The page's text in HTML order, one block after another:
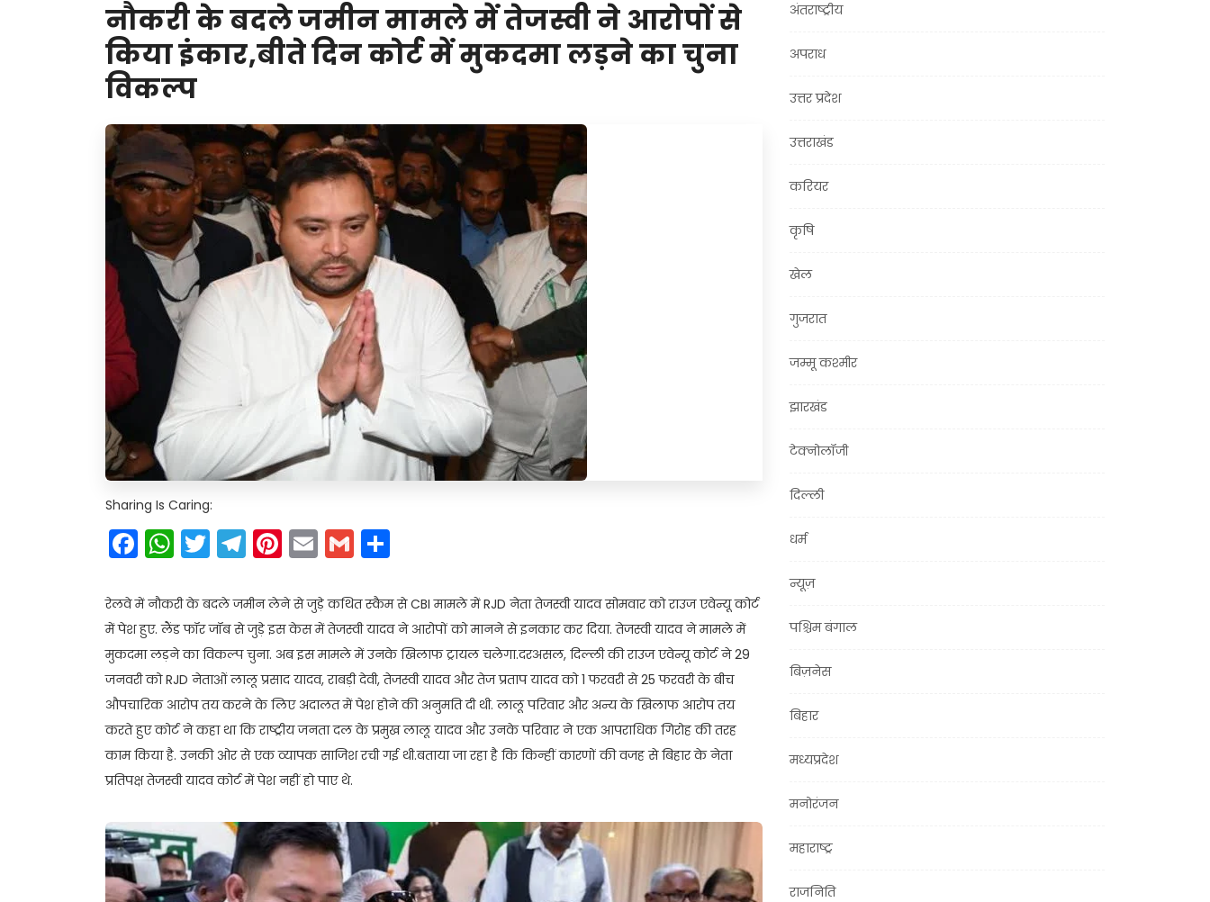
नौकरी के बदले जमीन मामले में तेजस्वी ने आरोपों से
किया इंकार,बीते दिन कोर्ट में मुकदमा लड़ने का चुना
विकल्प
Sharing Is Caring:
Facebook
WhatsApp
Twitter
Telegram
Pinterest
EmailGmail
रेलवे में नौकरी के बदले जमीन लेने से जुड़े कथित स्कैम से CBI मामले में RJD नेता तेजस्वी यादव सोमवार को राउज एवेन्यू कोर्ट
में पेश हुए. लैंड फॉर जॉब से जुड़े इस केस में तेजस्वी यादव ने आरोपों को मानने से इनकार कर दिया. तेजस्वी यादव ने मामले में
मुकदमा लड़ने का विकल्प चुना. अब इस मामले में उनके खिलाफ ट्रायल चलेगा.दरअसल, दिल्ली की राउज एवेन्यू कोर्ट ने 29
जनवरी को RJD नेताओं लालू प्रसाद यादव, राबड़ी देवी, तेजस्वी यादव और तेज प्रताप यादव को 1 फरवरी से 25 फरवरी के बीच
औपचारिक आरोप तय करने के लिए अदालत में पेश होने की अनुमति दी थी. लालू परिवार और अन्य के खिलाफ आरोप तय
करते हुए कोर्ट ने कहा था कि राष्ट्रीय जनता दल के प्रमुख लालू यादव और उनके परिवार ने एक आपराधिक गिरोह की तरह
काम किया है. उनकी ओर से एक व्यापक साजिश रची गई थी.बताया जा रहा है कि किन्हीं कारणों की वजह से बिहार के नेता
प्रतिपक्ष तेजस्वी यादव कोर्ट में पेश नहीं हो पाए थे.
अंतराष्ट्रीय
अपराध
उत्तर प्रदेश
उत्तराखंड
करियर
कृषि
खेल
गुजरात
जम्मू कश्मीर
झारखंड
टेक्नोलॉजी
दिल्ली
धर्म
न्यूज़
पश्चिम बंगाल
बिज़नेस
बिहार
मध्यप्रदेश
मनोरंजन
महाराष्ट्र
राजनिति